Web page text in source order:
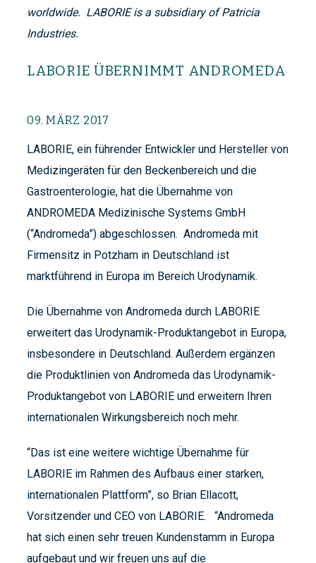
worldwide. LABORIE is a subsidiary of Patricia
Industries.
LABORIE ÜBERNIMMT ANDROMEDA
09. MÄRZ 2017
LABORIE, ein führender Entwickler und Hersteller von
Medizingeräten für den Beckenbereich und die
Gastroenterologie, hat die Übernahme von
ANDROMEDA Medizinische Systems GmbH
(“Andromeda”) abgeschlossen. Andromeda mit
Firmensitz in Potzham in Deutschland ist
marktführend in Europa im Bereich Urodynamik.
Die Übernahme von Andromeda durch LABORIE
erweitert das Urodynamik-Produktangebot in Europa,
insbesondere in Deutschland. Außerdem ergänzen
die Produktlinien von Andromeda das Urodynamik-
Produktangebot von LABORIE und erweitern Ihren
internationalen Wirkungsbereich noch mehr.
“Das ist eine weitere wichtige Übernahme für
LABORIE im Rahmen des Aufbaus einer starken,
internationalen Plattform”, so Brian Ellacott,
Vorsitzender und CEO von LABORIE. “Andromeda
hat sich einen sehr treuen Kundenstamm in Europa
aufgebaut und wir freuen uns auf die